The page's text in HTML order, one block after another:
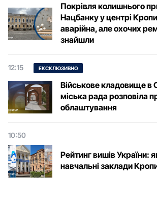
Покрівля колишнього
Нацбанку у центрі
аварійна, але охочих
знайшли
12:15 ЕКСКЛЮЗИВНО
Військове кладовище в
міська рада розповіла
облаштування
10:50
Рейтинг вишів України:
навчальні заклади